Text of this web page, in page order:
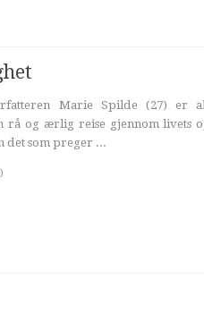
Marie Spilde (27) er
rå og ærlig reise gjennom livets
det som preger ...